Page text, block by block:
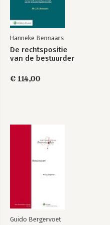
c-/h-aspecten heeft 14
1.4.6.5.b Niet meer de juiste
1.4.6.5.c Up-or-out-beleid 14
1.4.6.6.a UWV acht zich niet
1.4.6.6.b Kantonrechter acht
1.4.7 Gelijkschakeling
1.4.7.1 Algemeen 16
1.4.8 Is het nieuwe stelsel
1.5 Het opzegverbod van
1.5.1 Wie en wat valt eronder? 19
1.5.3 Wie valt er (in
artikel 7:671 lid 1 BW? 21
1.5.4 Wie valt er niet onder
1.6 Inwerkingtreding en
1.6.1 Inwerkingtredingsdata 23
1.6.2 Hoofdregel:
Hanneke Bennaars
De rechtspositie
van de bestuurder
€ 114,00
Guido Bergervoet